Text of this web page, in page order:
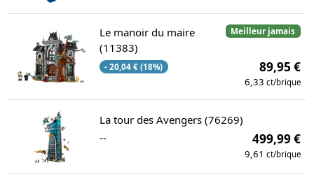
Meilleur jamais
Le manoir du maire
(11383)
- 20,04 € (18%) 89,95 €
6,33 ct/brique
La tour des Avengers (76269)
--
499,99 €
9,61 ct/brique